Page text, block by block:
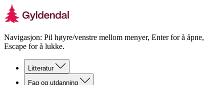
Navigasjon: Pil høyre/venstre mellom menyer, Enter for å åpne,
Escape for å lukke.
Litteratur
Fag og utdanning